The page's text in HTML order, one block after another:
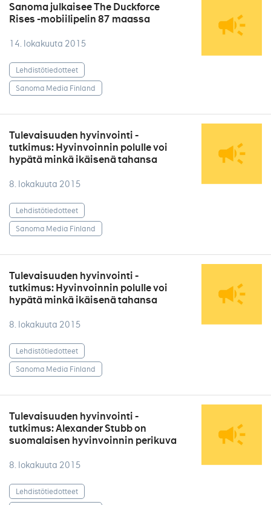
Sanoma julkaisee The Duckforce
Rises -mobiilipelin 87 maassa
14. lokakuuta 2015
Lehdistötiedotteet
Sanoma Media Finland
Tulevaisuuden hyvinvointi -
tutkimus: Hyvinvoinnin polulle voi
hypätä minkä ikäisenä tahansa
8. lokakuuta 2015
Lehdistötiedotteet
Sanoma Media Finland
Tulevaisuuden hyvinvointi -
tutkimus: Hyvinvoinnin polulle voi
hypätä minkä ikäisenä tahansa
8. lokakuuta 2015
Lehdistötiedotteet
Sanoma Media Finland
Tulevaisuuden hyvinvointi -
tutkimus: Alexander Stubb on
suomalaisen hyvinvoinnin perikuva
8. lokakuuta 2015
Lehdistötiedotteet